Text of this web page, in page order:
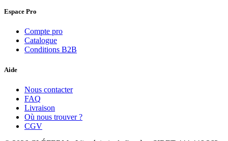
Espace Pro
Compte pro
Catalogue
Conditions B2B
Aide
Nous contacter
FAQ
Livraison
Où nous trouver ?
CGV